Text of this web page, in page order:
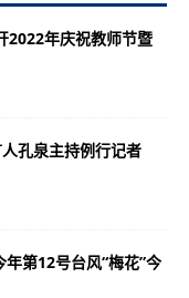
2022年庆祝教师节暨
孔泉主持例行记者
第12号台风“梅花”今